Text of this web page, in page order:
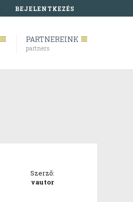
BEJELENTKEZÉS
PARTNEREINK
partners
Szerző:
vautor